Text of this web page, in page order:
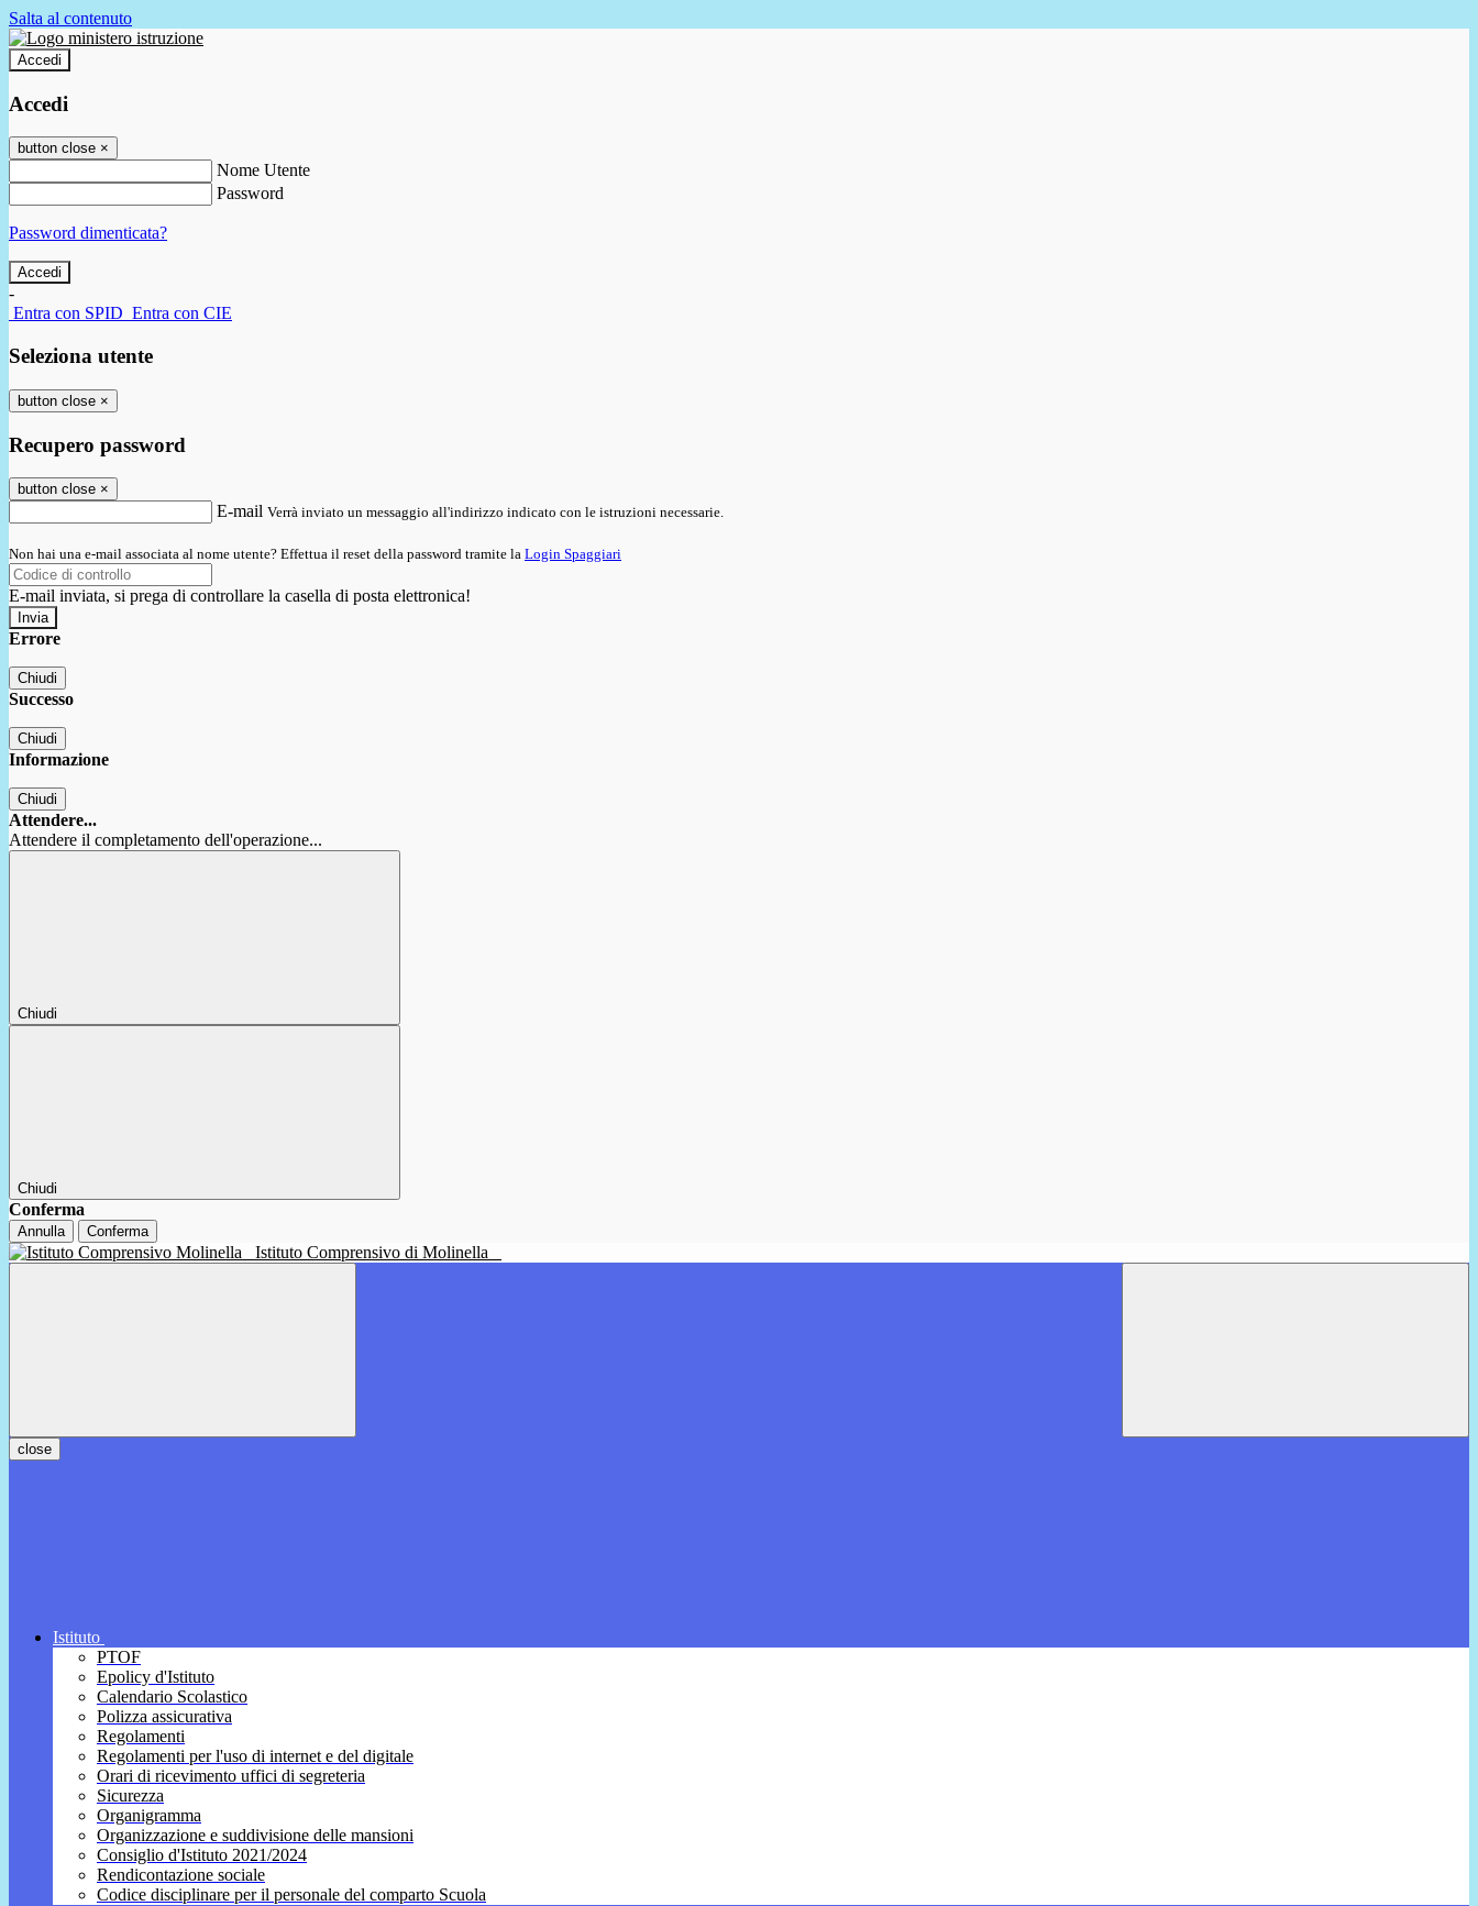
Salta al contenuto
Accedi
Accedi
button close ×
Nome Utente
Password
Password dimenticata?
-
Entra con SPID Entra con CIE
Seleziona utente
button close ×
Recupero password
button close ×
E-mail Verrà inviato un messaggio all'indirizzo indicato con le istruzioni necessarie.
Non hai una e-mail associata al nome utente? Effettua il reset della password tramite la Login Spaggiari
E-mail inviata, si prega di controllare la casella di posta elettronica!
Errore
Chiudi
Successo
Chiudi
Informazione
Chiudi
Attendere...
Attendere il completamento dell'operazione...
Chiudi
Chiudi
Conferma
Annulla Conferma
Istituto Comprensivo di Molinella
close
Istituto
PTOF
Epolicy d'Istituto
Calendario Scolastico
Polizza assicurativa
Regolamenti
Regolamenti per l'uso di internet e del digitale
Orari di ricevimento uffici di segreteria
Sicurezza
Organigramma
Organizzazione e suddivisione delle mansioni
Consiglio d'Istituto 2021/2024
Rendicontazione sociale
Codice disciplinare per il personale del comparto Scuola